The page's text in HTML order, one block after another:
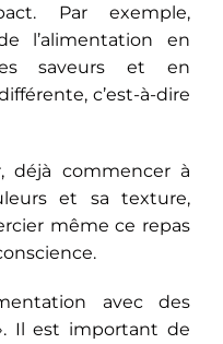
Par exemple,
l’alimentation en
saveurs et en
c’est-à-dire
déjà commencer à
et sa texture,
même ce repas
.
avec des
Il est important de